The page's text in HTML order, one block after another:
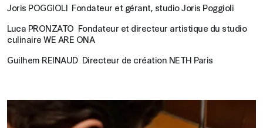
Joris POGGIOLI Fondateur et gérant, studio Joris Poggioli
Luca PRONZATO Fondateur et directeur artistique du studio
culinaire WE ARE ONA
Guilhem REINAUD Directeur de création NETH Paris